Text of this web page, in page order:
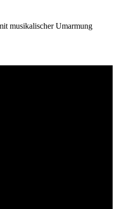
musikalischer Umarmung